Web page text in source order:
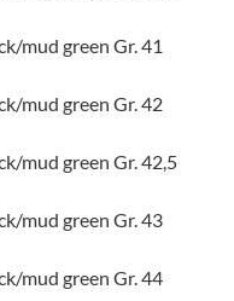
mud green Gr. 41
mud green Gr. 42
mud green Gr. 42,5
mud green Gr. 43
mud green Gr. 44